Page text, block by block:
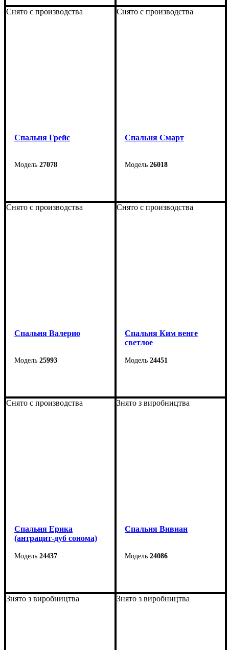
Снято с производства
Спальня Грейс
27078
Снято с производства
Cпальня Смарт
26018
Снято с производства
Спальня Валерио
25993
Снято с производства
Спальня Ким венге
светлое
24451
Снято с производства
Cпальня Ерика
(антрацит-дуб сонома)
24437
Знято з виробництва
Спальня Вивиан
24086
Знято з виробництва Знято з виробництва